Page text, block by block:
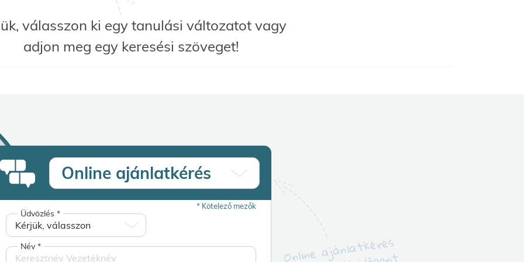
válasszon ki egy tanulási változatot vagy
adjon meg egy keresési szöveget!
Online ajánlatkérés
Online ajánlatkérés
* Kötelező mezők
Üdvözlés *
Név*